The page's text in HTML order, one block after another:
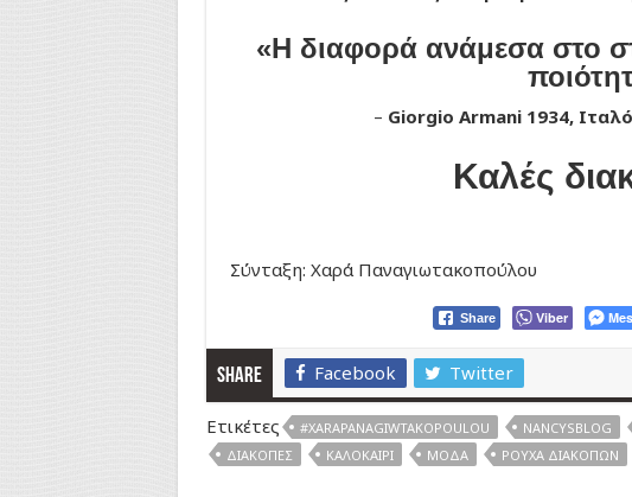
«Η διαφορά ανάμεσα στο
– Giorgio Armani 1934,
Καλές
Σύνταξη: Χαρά Παναγιωτακοπούλου
Share Viber
Share Facebook Twitter
Ετικέτες #XARAPANAGIWTAKOPOULOU NANCYSBLOG
ΔΙΑΚΟΠΈΣ
ΚΑΛΟΚΑΊΡΙ ΜΌΔΑ ΡΟΎΧΑ ΔΙΑΚΟΠΏΝ